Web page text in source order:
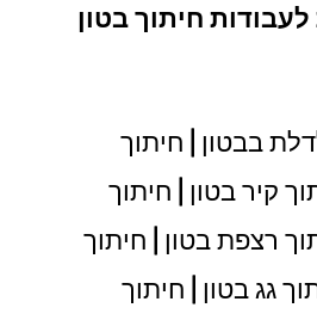
חיתוך בטון
בבטון | חיתוך
קיר בטון | חיתוך
רצפת בטון | חיתוך
גג בטון | חיתוך